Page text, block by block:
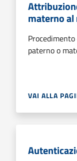
materno
paterno o
VAI ALLA